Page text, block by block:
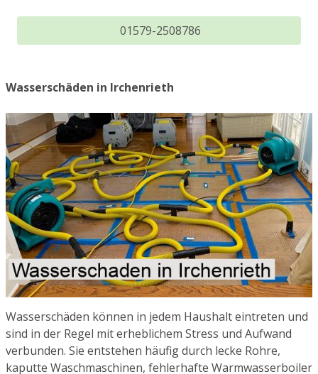
01579-2508786
Wasserschäden in Irchenrieth
Wasserschäden können in jedem Haushalt eintreten und
sind in der Regel mit erheblichem Stress und Aufwand
verbunden. Sie entstehen häufig durch lecke Rohre,
kaputte Waschmaschinen, fehlerhafte Warmwasserboiler